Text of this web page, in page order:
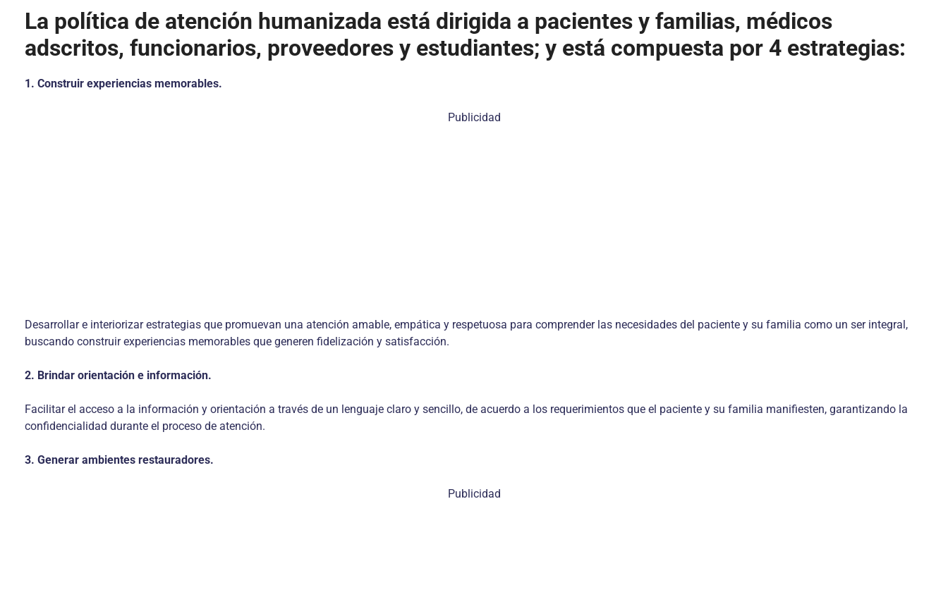
La política de atención humanizada está dirigida a pacientes y familias, médicos
adscritos, funcionarios, proveedores y estudiantes; y está compuesta por 4 estrategias:
1. Construir experiencias memorables.
Publicidad
Desarrollar e interiorizar estrategias que promuevan una atención amable, empática y respetuosa para comprender las necesidades del paciente y su familia como un ser integral,
buscando construir experiencias memorables que generen fidelización y satisfacción.
2. Brindar orientación e información.
Facilitar el acceso a la información y orientación a través de un lenguaje claro y sencillo, de acuerdo a los requerimientos que el paciente y su familia manifiesten, garantizando la
confidencialidad durante el proceso de atención.
3. Generar ambientes restauradores.
Publicidad